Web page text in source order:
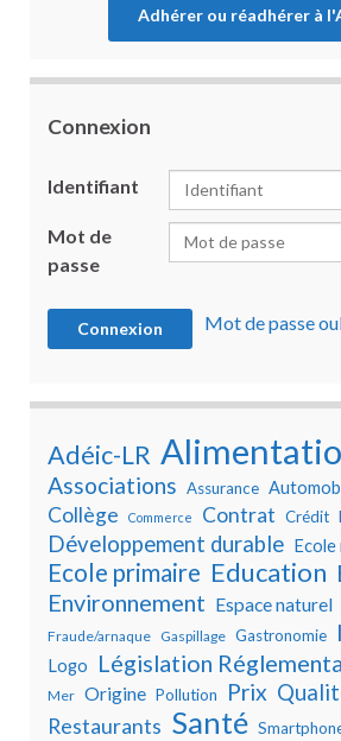
Adhérer ou réadhérer à
Connexion
Identifiant
Mot de
passe
Mot de passe
Adéic-LR
Associations Assurance
Collège Commerce Contrat Crédit
Développement durable
Ecole primaire Education
Environnement Espace naturel
Fraude/arnaque Gaspillage Gastronomie
Logo Législation
Mer Origine Pollution Prix
Restaurants Santé